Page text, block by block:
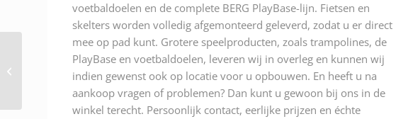
voetbaldoelen en de complete BERG PlayBase-lijn. Fietsen en
skelters worden volledig afgemonteerd geleverd, zodat u er direct
mee op pad kunt. Grotere speelproducten, zoals trampolines, de
PlayBase en voetbaldoelen, leveren wij in overleg en kunnen wij
indien gewenst ook op locatie voor u opbouwen. En heeft u na
aankoop vragen of problemen? Dan kunt u gewoon bij ons in de
winkel terecht. Persoonlijk contact, eerlijke prijzen en échte
Berg Buddy Classic blue
A/N: 24.20.67.00